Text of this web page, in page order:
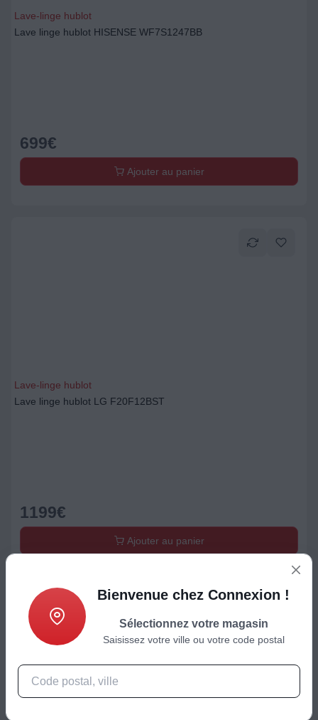
Lave-linge hublot
Lave linge hublot HISENSE WF7S1247BB
699€
Ajouter au panier
Lave-linge hublot
Lave linge hublot LG F20F12BST
1199€
Ajouter au panier
Bienvenue chez Connexion !
Sélectionnez votre magasin
Saisissez votre ville ou votre code postal